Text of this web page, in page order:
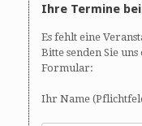
Ihre Termine
Es fehlt eine
Bitte senden Sie
Formular:
Ihr Name